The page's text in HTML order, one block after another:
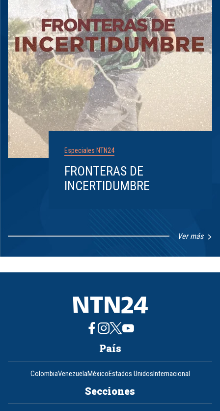
Especiales NTN24
FRONTERAS DE
INCERTIDUMBRE
Ver más
8
País
ColombiaVenezuelaMéxicoEstados UnidosInternacional
Secciones